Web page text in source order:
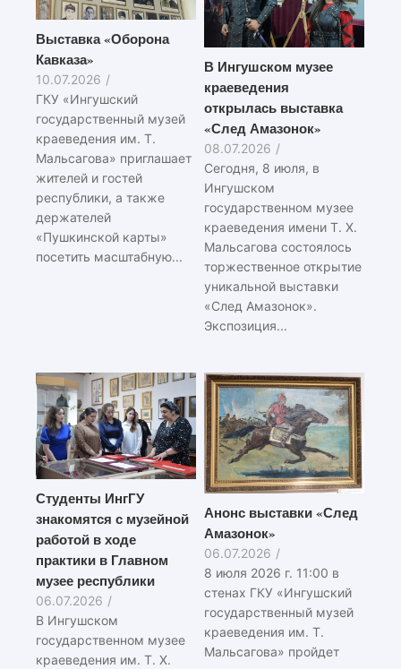
Выставка «Оборона
Кавказа»
10.07.2026 /
ГКУ «Ингушский
государственный музей
краеведения им. Т.
Мальсагова» приглашает
жителей и гостей
республики, а также
держателей
«Пушкинской карты»
посетить масштабную...
В Ингушском музее
краеведения
открылась выставка
«След Амазонок»
08.07.2026 /
Сегодня, 8 июля, в
Ингушском
государственном музее
краеведения имени Т. Х.
Мальсагова состоялось
торжественное открытие
уникальной выставки
«След Амазонок».
Экспозиция...
Студенты ИнгГУ
знакомятся с музейной
работой в ходе
практики в Главном
музее республики
06.07.2026 /
В Ингушском
государственном музее
краеведения им. Т. Х.
Анонс выставки «След
Амазонок»
06.07.2026 /
8 июля 2026 г. 11:00 в
стенах ГКУ «Ингушский
государственный музей
краеведения им. Т.
Мальсагова» пройдет